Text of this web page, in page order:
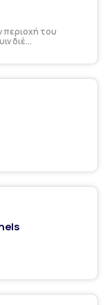
περιοχή του
διέ...